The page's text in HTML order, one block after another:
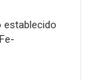
establecido